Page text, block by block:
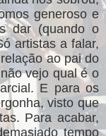
generoso e
dar (quando o
artistas a falar,
ao pai do
vejo qual é o
E para os
visto que
Para acabar,
tempo